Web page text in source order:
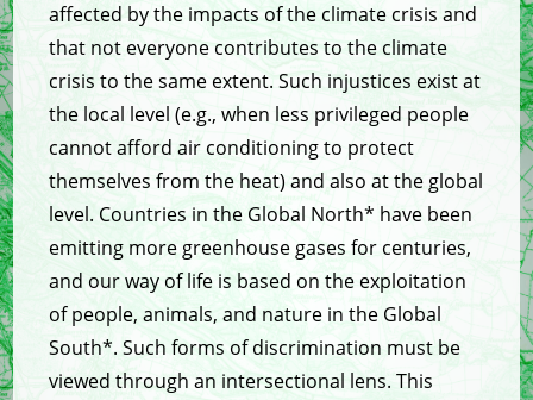
affected by the impacts of the climate crisis and
that not everyone contributes to the climate
crisis to the same extent. Such injustices exist at
the local level (e.g., when less privileged people
cannot afford air conditioning to protect
themselves from the heat) and also at the global
level. Countries in the Global North* have been
emitting more greenhouse gases for centuries,
and our way of life is based on the exploitation
of people, animals, and nature in the Global
South*. Such forms of discrimination must be
viewed through an intersectional lens. This